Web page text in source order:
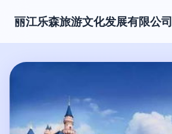
丽江乐森旅游文化发展有限公司